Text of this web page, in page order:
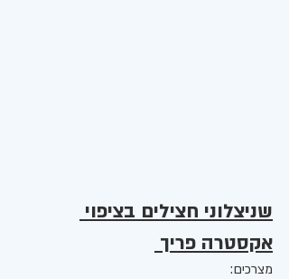
שניצלוני חצילים בציפוי
אקסטרה פריך
מצרכים: